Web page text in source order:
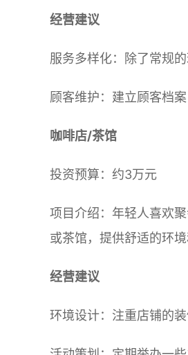
经营建议
服务多样化：除了常规
顾客维护：建立顾客档
咖啡店/茶馆
投资预算：约3万元
项目介绍：年轻人喜欢
或茶馆，提供舒适的环境
经营建议
环境设计：注重店铺的